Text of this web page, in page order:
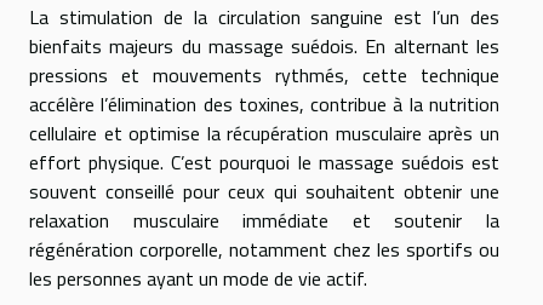
La stimulation de la circulation sanguine est l’un des
bienfaits majeurs du massage suédois. En alternant les
pressions et mouvements rythmés, cette technique
accélère l’élimination des toxines, contribue à la nutrition
cellulaire et optimise la récupération musculaire après un
effort physique. C’est pourquoi le massage suédois est
souvent conseillé pour ceux qui souhaitent obtenir une
relaxation musculaire immédiate et soutenir la
régénération corporelle, notamment chez les sportifs ou
les personnes ayant un mode de vie actif.